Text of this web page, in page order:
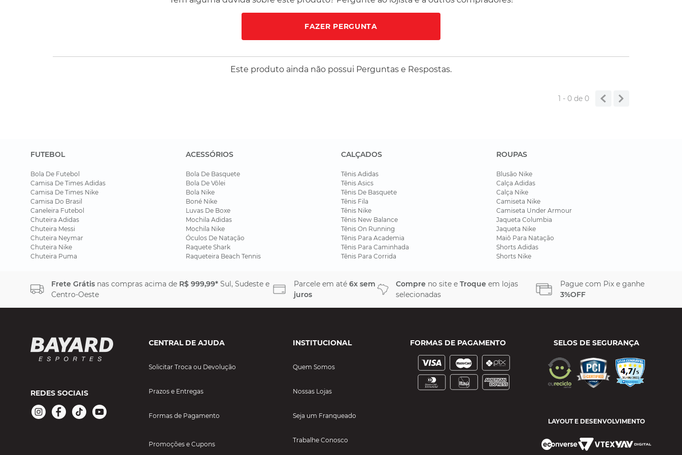
FAZER PERGUNTA
Este produto ainda não possui Perguntas e Respostas.
1 - 0de 0
FUTEBOL
Bola De Futebol
Camisa De Times Adidas
Camisa De Times Nike
Camisa Do Brasil
Caneleira Futebol
Chuteira Adidas
Chuteira Messi
Chuteira Neymar
Chuteira Nike
Chuteira Puma
ACESSÓRIOS
Bola De Basquete
Bola De Vôlei
Bola Nike
Boné Nike
Luvas De Boxe
Mochila Adidas
Mochila Nike
Óculos De Natação
Raquete Shark
Raqueteira Beach Tennis
CALÇADOS
Tênis Adidas
Tênis Asics
Tênis De Basquete
Tênis Fila
Tênis Nike
Tênis New Balance
Tênis On Running
Tênis Para Academia
Tênis Para Caminhada
Tênis Para Corrida
ROUPAS
Blusão Nike
Calça Adidas
Calça Nike
Camiseta Nike
Camiseta Under Armour
Jaqueta Columbia
Jaqueta Nike
Maiô Para Natação
Shorts Adidas
Shorts Nike
Frete Grátis nas compras acima de R$ 999,99* Sul, Sudeste e
Centro-Oeste
Parcele em até 6x sem
juros
Compre no site e Troque em lojas
selecionadas
Pague com Pix e ganhe
3%OFF
REDES SOCIAIS
CENTRAL DE AJUDA
Solicitar Troca ou Devolução
Prazos e Entregas
Formas de Pagamento
Promoções e Cupons
INSTITUCIONAL
Quem Somos
Nossas Lojas
Seja um Franqueado
Trabalhe Conosco
FORMAS DE PAGAMENTO SELOS DE SEGURANÇA
LAYOUT E DESENVOLVIMENTO